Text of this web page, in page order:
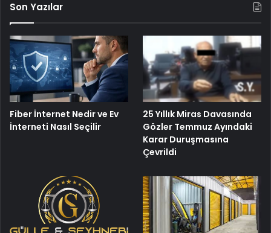
Son Yazılar
Fiber İnternet Nedir ve Ev
İnterneti Nasıl Seçilir
25 Yıllık Miras Davasında
Gözler Temmuz Ayındaki
Karar Duruşmasına
Çevrildi